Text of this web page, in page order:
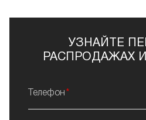
УЗНАЙТЕ
РАСПРОДАЖАХ
Телефон